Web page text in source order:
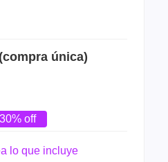
única)
30% off
lo que incluye